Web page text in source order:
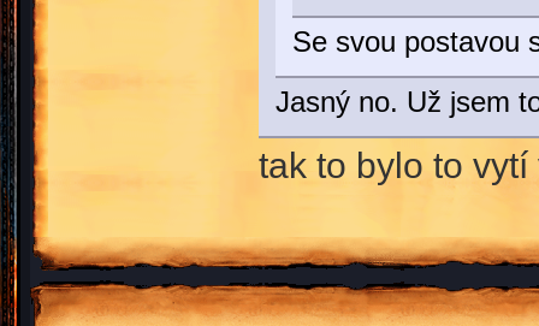
Se svou postavou
Jasný no. Už jsem
tak to bylo to